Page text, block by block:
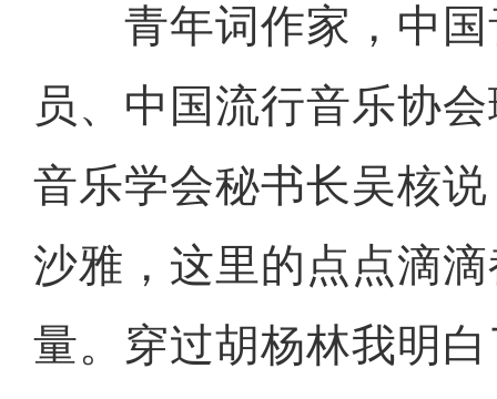
青年词作家，中国
员、中国流行音乐协
音乐学会秘书长吴核
沙雅，这里的点点滴
量。穿过胡杨林我明